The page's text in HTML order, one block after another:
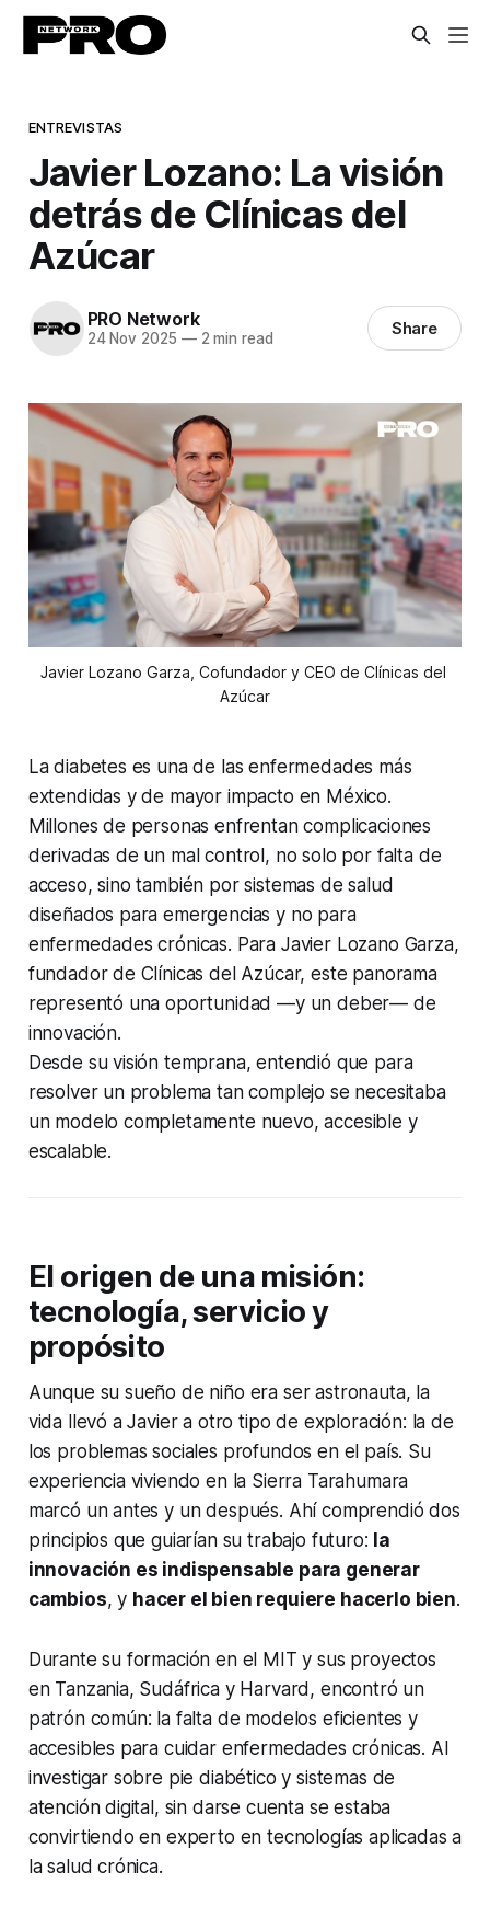
ENTREVISTAS
Javier Lozano: La visión
detrás de Clínicas del
Azúcar
PRO Network
24 Nov 2025 —2 min read Share
Javier Lozano Garza, Cofundador y CEO de Clínicas del
Azúcar
La diabetes es una de las enfermedades más
extendidas y de mayor impacto en México.
Millones de personas enfrentan complicaciones
derivadas de un mal control, no solo por falta de
acceso, sino también por sistemas de salud
diseñados para emergencias y no para
enfermedades crónicas. Para Javier Lozano Garza,
fundador de Clínicas del Azúcar, este panorama
representó una oportunidad —y un deber— de
innovación.
Desde su visión temprana, entendió que para
resolver un problema tan complejo se necesitaba
un modelo completamente nuevo, accesible y
escalable.
El origen de una misión:
tecnología, servicio y
propósito
Aunque su sueño de niño era ser astronauta, la
vida llevó a Javier a otro tipo de exploración: la de
los problemas sociales profundos en el país. Su
experiencia viviendo en la Sierra Tarahumara
marcó un antes y un después. Ahí comprendió dos
principios que guiarían su trabajo futuro: la
innovación es indispensable para generar
cambios, y hacer el bien requiere hacerlo bien.
Durante su formación en el MIT y sus proyectos
en Tanzania, Sudáfrica y Harvard, encontró un
patrón común: la falta de modelos eficientes y
accesibles para cuidar enfermedades crónicas. Al
investigar sobre pie diabético y sistemas de
atención digital, sin darse cuenta se estaba
convirtiendo en experto en tecnologías aplicadas a
la salud crónica.